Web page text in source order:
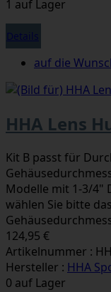
1 auf Lager
Details
auf die
HHA Lens
Kit B passt für
Modelle mit 1-3/4"
wählen Sie bitte
124,95 €
Artikelnummer :
Hersteller : HHA
0 auf Lager